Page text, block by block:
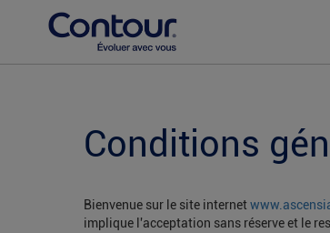
Conditions
Bienvenue sur le site internet
implique l'acceptation sans réserve et le